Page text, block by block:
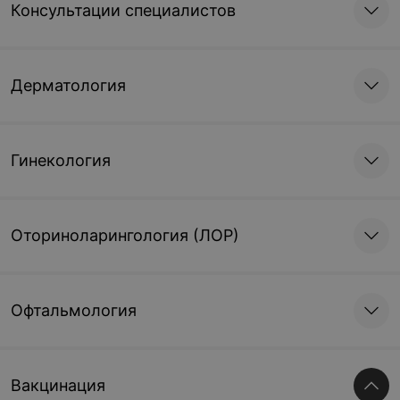
Консультации специалистов
Дерматология
Гинекология
Оториноларингология (ЛОР)
Офтальмология
Вакцинация